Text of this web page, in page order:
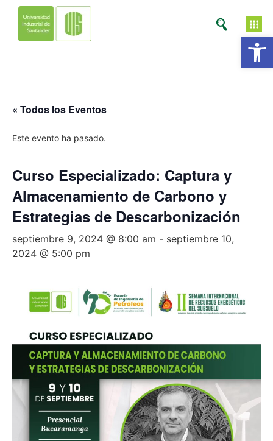
« Todos los Eventos
Este evento ha pasado.
Curso Especializado: Captura y
Almacenamiento de Carbono y
Estrategias de Descarbonización
septiembre 9, 2024 @ 8:00 am - septiembre 10,
2024 @ 5:00 pm